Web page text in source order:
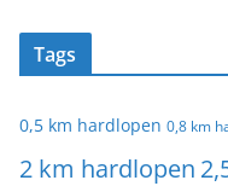
Tags
0,5 km hardlopen 0,8 km
2 km hardlopen